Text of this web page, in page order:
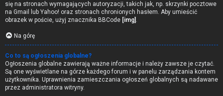
się na stronach wymagających autoryzacji, takich jak, np. skrzynki pocztowe
na Gmail lub Yahoo! oraz stronach chronionych hasłem. Aby umieścić
obrazek w poście, użyj znacznika BBCode [img] .
Na górę
Co to są ogłoszenia globalne?
Ogłoszenia globalne zawierają ważne informacje i należy zawsze je czytać.
Są one wyświetlane na górze każdego forum i w panelu zarządzania kontem
użytkownika. Uprawnienia zamieszczania ogłoszeń globalnych są nadawane
przez administratora witryny.